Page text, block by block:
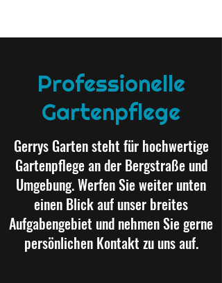
Professionelle
Gartenpflege
Gerrys Garten steht für hochwertige
Gartenpflege an der Bergstraße und
Umgebung. Werfen Sie weiter unten
einen Blick auf unser breites
Aufgabengebiet und nehmen Sie gerne
persönlichen Kontakt zu uns auf.